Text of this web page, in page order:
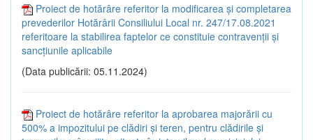
Proiect de hotărâre referitor la modificarea și completarea
prevederilor Hotărârii Consiliului Local nr. 247/17.08.2021
referitoare la stabilirea faptelor ce constituie contravenții și
sancțiunile aplicabile
(Data publicării: 05.11.2024)
Proiect de hotărâre referitor la aprobarea majorării cu
500% a impozitului pe clădiri și teren, pentru clădirile și